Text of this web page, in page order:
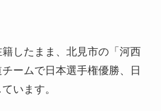
したまま、北見市の「河西
ームで日本選手権優勝、日
います。